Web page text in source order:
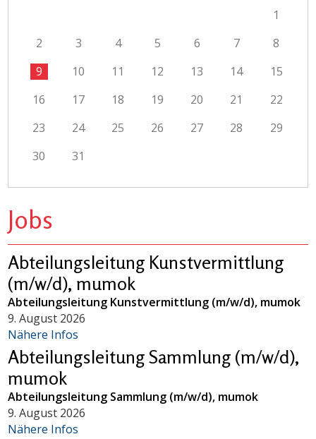
1
2
3 4 5 6 7
8
9
10 11 12 13 14
15
16
17 18 19 20 21
22
23
24 25 26 27 28
29
30
31
Jobs
Abteilungsleitung Kunstvermittlung
(m/w/d), mumok
Abteilungsleitung Kunstvermittlung (m/w/d), mumok
9. August 2026
Nähere Infos
Abteilungsleitung Sammlung (m/w/d),
mumok
Abteilungsleitung Sammlung (m/w/d), mumok
9. August 2026
Nähere Infos